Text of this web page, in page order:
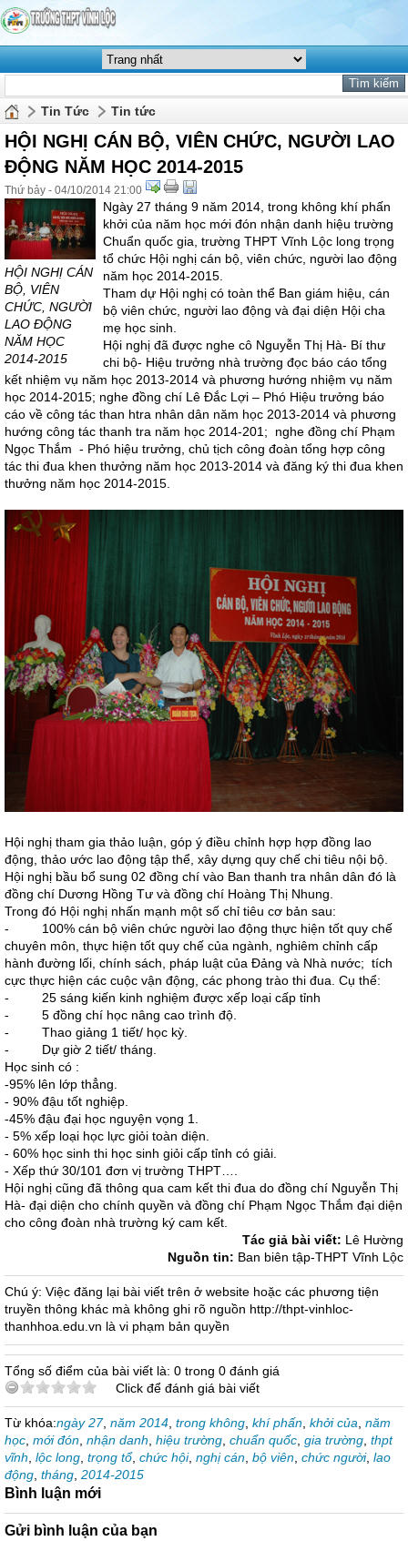
Tin Tức Tin tức
HỘI NGHỊ CÁN BỘ, VIÊN CHỨC, NGƯỜI LAO
ĐỘNG NĂM HỌC 2014-2015
Thứ bảy - 04/10/2014 21:00
HỘI NGHỊ CÁN
BỘ, VIÊN
CHỨC, NGƯỜI
LAO ĐỘNG
NĂM HỌC
2014-2015
Ngày 27 tháng 9 năm 2014, trong không khí phấn
khởi của năm học mới đón nhận danh hiệu trường
Chuẩn quốc gia, trường THPT Vĩnh Lộc long trọng
tổ chức Hội nghị cán bộ, viên chức, người lao động
năm học 2014-2015.
Tham dự Hội nghị có toàn thể Ban giám hiệu, cán
bộ viên chức, người lao động và đại diện Hội cha
mẹ học sinh.
Hội nghị đã được nghe cô Nguyễn Thị Hà- Bí thư
chi bộ- Hiệu trưởng nhà trường đọc báo cáo tổng
kết nhiệm vụ năm học 2013-2014 và phương hướng nhiệm vụ năm
học 2014-2015; nghe đồng chí Lê Đắc Lợi – Phó Hiệu trưởng báo
cáo về công tác than htra nhân dân năm học 2013-2014 và phương
hướng công tác thanh tra năm học 2014-201; nghe đồng chí Phạm
Ngọc Thắm - Phó hiệu trưởng, chủ tịch công đoàn tổng hợp công
tác thi đua khen thưởng năm học 2013-2014 và đăng ký thi đua khen
thưởng năm học 2014-2015.
Hội nghị tham gia thảo luận, góp ý điều chỉnh hợp hợp đồng lao
động, thảo ước lao động tập thể, xây dựng quy chế chi tiêu nội bộ.
Hội nghị bầu bổ sung 02 đồng chí vào Ban thanh tra nhân dân đó là
đồng chí Dương Hồng Tư và đồng chí Hoàng Thị Nhung.
Trong đó Hội nghị nhấn mạnh một số chỉ tiêu cơ bản sau:
- 100% cán bộ viên chức người lao động thực hiện tốt quy chế
chuyên môn, thực hiện tốt quy chế của ngành, nghiêm chỉnh cấp
hành đường lối, chính sách, pháp luật của Đảng và Nhà nước; tích
cực thực hiện các cuộc vận động, các phong trào thi đua. Cụ thể:
- 25 sáng kiến kinh nghiệm được xếp loại cấp tỉnh
- 5 đồng chí học nâng cao trình độ.
- Thao giảng 1 tiết/ học kỳ.
- Dự giờ 2 tiết/ tháng.
Học sinh có :
-95% lên lớp thẳng.
- 90% đậu tốt nghiệp.
-45% đậu đại học nguyện vọng 1.
- 5% xếp loại học lực giỏi toàn diện.
- 60% học sinh thi học sinh giỏi cấp tỉnh có giải.
- Xếp thứ 30/101 đơn vị trường THPT….
Hội nghị cũng đã thông qua cam kết thi đua do đồng chí Nguyễn Thị
Hà- đại diện cho chính quyền và đồng chí Phạm Ngọc Thắm đại diện
cho công đoàn nhà trường ký cam kết.
Tác giả bài viết: Lê Hường
Nguồn tin: Ban biên tập-THPT Vĩnh Lộc
Chú ý: Việc đăng lại bài viết trên ở website hoặc các phương tiện
truyền thông khác mà không ghi rõ nguồn http://thpt-vinhloc-
thanhhoa.edu.vn là vi phạm bản quyền
Tổng số điểm của bài viết là: 0 trong 0 đánh giá
Click để đánh giá bài viết
Từ khóa:ngày 27, năm 2014 trong không khí phấn khởi của năm
học mới đón nhận danh hiệu trường chuẩn quốc gia trường thpt
vĩnh lộc long trọng tổ, chức hội, nghị cán bộ viên chức người, lao
động tháng 2014-2015
Bình luận mới
Gửi bình luận của bạn